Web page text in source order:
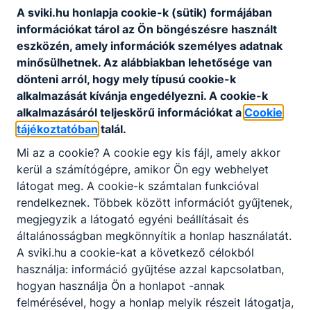
sem eget, convallis lorem. Suspendisse potenti.
Sed augue quam, rutrum vulputate orci eu, feugiat
ultricies tellus. Integer vel dolor convallis leo
maximus lacinia vitae vel lorem. Nunc pretium
neque mattis, ultrices leo in, maximus nibh. Sed
scelerisque lobortis velit vitae ornare.
Maecenas euismod scelerisque ullamcorper.
Quisque cursus semper mollis. Morbi ullamcorper
neque quis nunc mollis cursus vitae vel nulla. Proin
tincidunt tincidunt sapien sed laoreet. Phasellus
condimentum et dolor eu dignissim. Vestibulum
commodo purus a eros fermentum, et dapibus
eros faucibus. Aliquam erat volutpat. Nunc
porttitor, quam ut lobortis imperdiet, odio ante
porttitor massa, et fermentum urna enim a nisi.
A sviki.hu honlapja cookie-k (sütik) formájában
információkat tárol az Ön böngészésre használt
eszközén, amely információk személyes adatnak
minősülhetnek. Az alábbiakban lehetősége van
dönteni arról, hogy mely típusú cookie-k
alkalmazását kívánja engedélyezni. A cookie-k
alkalmazásáról teljeskörű információkat a Cookie
tájékoztatóban talál.
Mi az a cookie? A cookie egy kis fájl, amely akkor
kerül a számítógépre, amikor Ön egy webhelyet
látogat meg. A cookie-k számtalan funkcióval
rendelkeznek. Többek között információt gyűjtenek,
megjegyzik a látogató egyéni beállításait és
általánosságban megkönnyítik a honlap használatát.
A sviki.hu a cookie-kat a következő célokból
használja: információ gyűjtése azzal kapcsolatban,
hogyan használja Ön a honlapot -annak
felmérésével, hogy a honlap melyik részeit látogatja,